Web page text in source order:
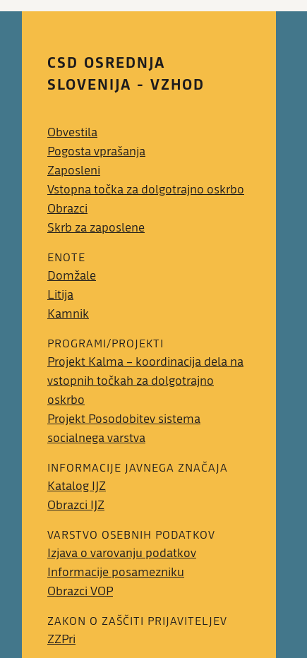
CSD OSREDNJA
SLOVENIJA - VZHOD
Obvestila
Pogosta vprašanja
Zaposleni
Vstopna točka za dolgotrajno oskrbo
Obrazci
Skrb za zaposlene
ENOTE
Domžale
Litija
Kamnik
PROGRAMI/PROJEKTI
Projekt Kalma – koordinacija dela na
vstopnih točkah za dolgotrajno
oskrbo
Projekt Posodobitev sistema
socialnega varstva
INFORMACIJE JAVNEGA ZNAČAJA
Katalog IJZ
Obrazci IJZ
VARSTVO OSEBNIH PODATKOV
Izjava o varovanju podatkov
Informacije posamezniku
Obrazci VOP
ZAKON O ZAŠČITI PRIJAVITELJEV
ZZPri